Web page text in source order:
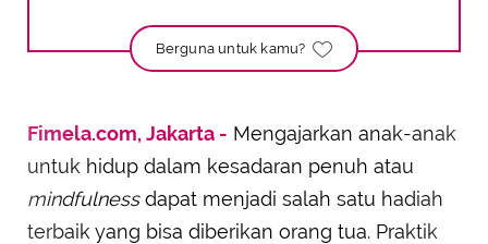
Berguna untuk kamu?
Fimela.com, Jakarta - Mengajarkan anak-anak
untuk hidup dalam kesadaran penuh atau
mindfulnessdapat menjadi salah satu hadiah
terbaik yang bisa diberikan orang tua. Praktik